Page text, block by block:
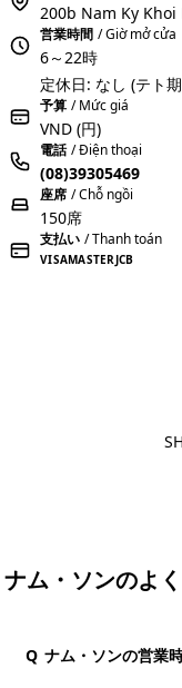
200b Nam Ky
営業時間 / Giờ mở cửa
6～22時
定休日: なし (テト
予算 / Mức giá
VND (円)
電話 / Điện thoại
(08)39305469
座席 / Chỗ ngồi
150席
支払い / Thanh toán
VISAMASTERJCB
ナム・ソンのよ
Q ナム・ソンの営業